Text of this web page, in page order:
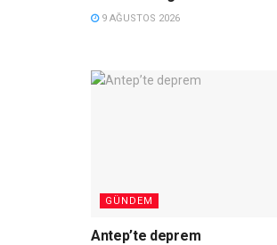
9 AĞUSTOS 2026
GÜNDEM
Antep’te deprem